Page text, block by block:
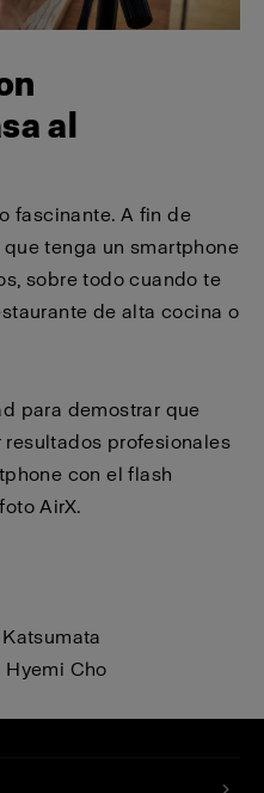
al
fascinante. A fin de
tenga un smartphone
sobre todo cuando te
de alta cocina o
para demostrar que
profesionales
con el flash
AirX.
Cho